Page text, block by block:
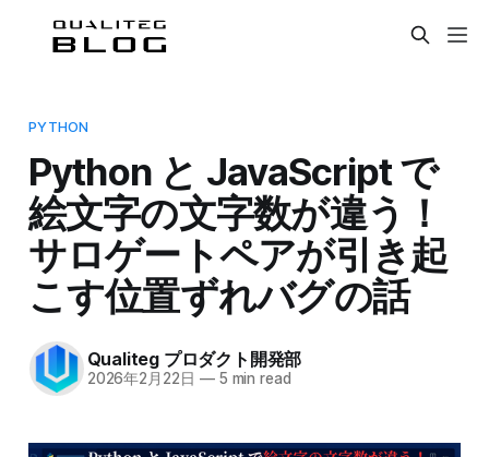
PYTHON
Python と JavaScript で
絵文字の文字数が違う！
サロゲートペアが引き起
こす位置ずれバグの話
Qualiteg プロダクト開発部
2026年2月22日 —5 min read